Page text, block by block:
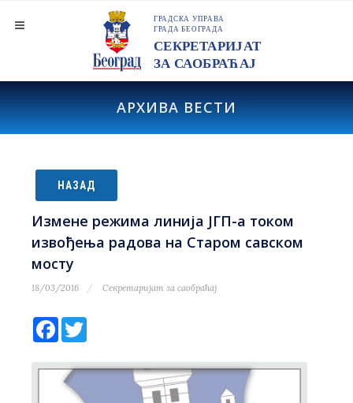
АРХИВА ВЕСТИ
НАЗАД
Измене режима линија ЈГП-а током
извођења радова на Старом савском
мосту
18/03/2016 Секретаријат за саобраћај
Facebook